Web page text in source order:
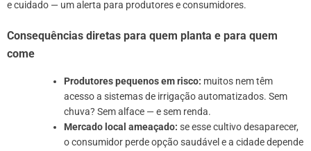
e cuidado — um alerta para produtores e consumidores.
Consequências diretas para quem planta e para quem
come
Produtores pequenos em risco: muitos nem têm
acesso a sistemas de irrigação automatizados. Sem
chuva? Sem alface — e sem renda.
Mercado local ameaçado: se esse cultivo desaparecer,
o consumidor perde opção saudável e a cidade depende